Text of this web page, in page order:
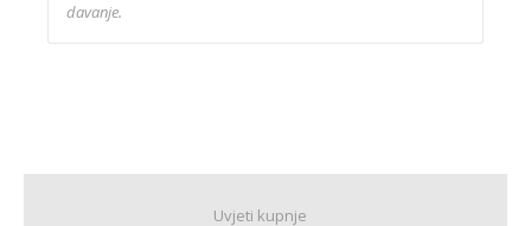
davanje.
Uvjeti kupnje